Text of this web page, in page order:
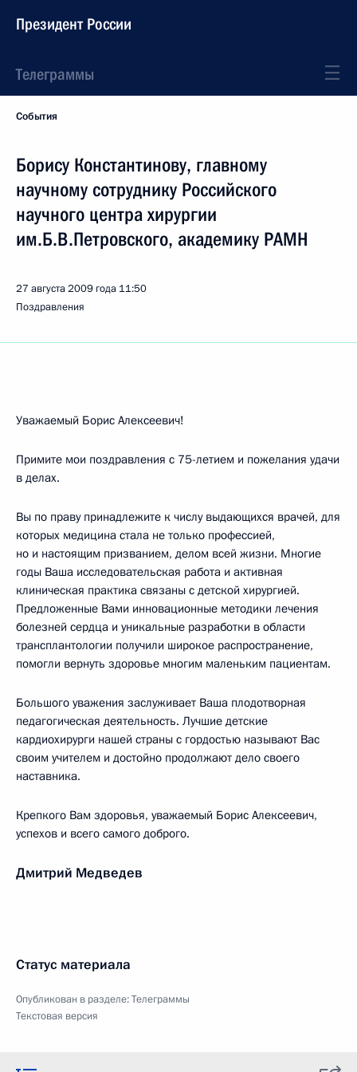
Президент России
Телеграммы
События
Борису Константинову, главному
научному сотруднику Российского
научного центра хирургии
им.Б.В.Петровского, академику РАМН
27 августа 2009 года 11:50
Поздравления
Уважаемый Борис Алексеевич!
Примите мои поздравления с 75-летием и пожелания удачи
в делах.
Вы по праву принадлежите к числу выдающихся врачей, для
которых медицина стала не только профессией,
но и настоящим призванием, делом всей жизни. Многие
годы Ваша исследовательская работа и активная
клиническая практика связаны с детской хирургией.
Предложенные Вами инновационные методики лечения
болезней сердца и уникальные разработки в области
трансплантологии получили широкое распространение,
помогли вернуть здоровье многим маленьким пациентам.
Большого уважения заслуживает Ваша плодотворная
педагогическая деятельность. Лучшие детские
кардиохирурги нашей страны с гордостью называют Вас
своим учителем и достойно продолжают дело своего
наставника.
Крепкого Вам здоровья, уважаемый Борис Алексеевич,
успехов и всего самого доброго.
Дмитрий Медведев
Статус материала
Опубликован в разделе:Телеграммы
Текстовая версия